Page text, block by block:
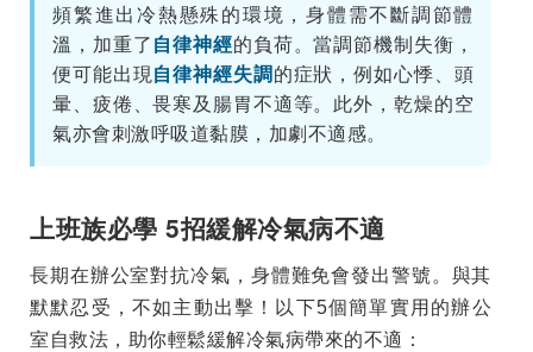
頻繁進出冷熱懸殊的環境，身體需不斷調節體
溫，加重了 自律神經的負荷。當調節機制失衡，
便可能出現 自律神經失調 的症狀，例如心悸、頭
暈、疲倦、畏寒及腸胃不適等。此外，乾燥的空
氣亦會刺激呼吸道黏膜，加劇不適感。
上班族必學 5招緩解冷氣病不適
長期在辦公室對抗冷氣，身體難免會發出警號。與其
默默忍受，不如主動出擊！以下5個簡單實用的辦公
室自救法，助你輕鬆緩解冷氣病帶來的不適：